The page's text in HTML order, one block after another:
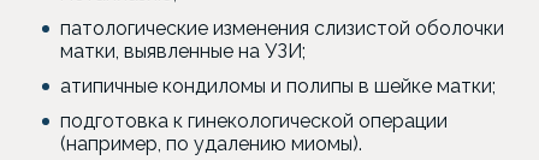
патологические изменения слизистой оболочки
матки, выявленные на УЗИ;
атипичные кондиломы и полипы в шейке матки;
подготовка к гинекологической операции
(например, по удалению миомы).